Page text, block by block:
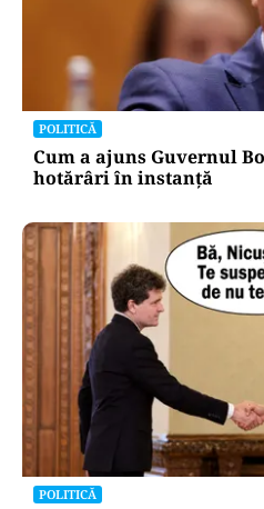
POLITICĂ
Cum a ajuns Guvernul
hotărâri în instanță
POLITICĂ